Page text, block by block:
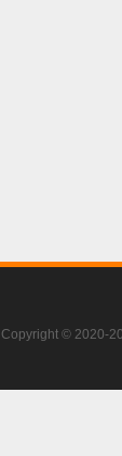
Copyright © 2020-